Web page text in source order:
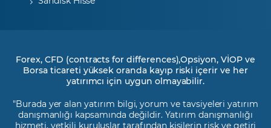
Forex, CFD (contracts for differences),Opsiyon, VİOP ve
Borsa ticareti yüksek oranda kayıp riski içerir ve her
yatırımcı için uygun olmayabilir.
"Burada yer alan yatırım bilgi, yorum ve tavsiyeleri yatırım
danışmanlığı kapsamında değildir. Yatırım danışmanlığı
hizmeti, yetkili kuruluşlar tarafından kişilerin risk ve getiri